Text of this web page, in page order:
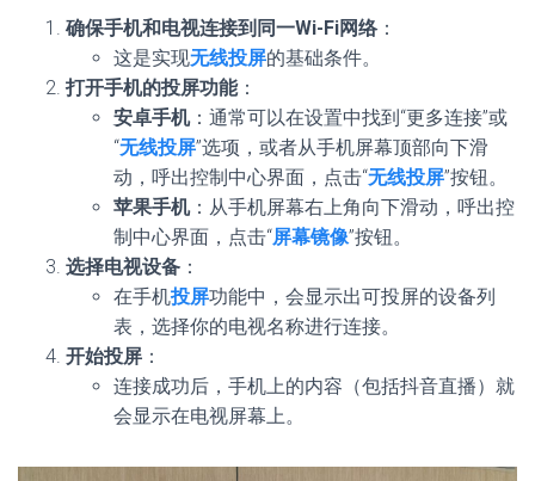
确保手机和电视连接到同一Wi-Fi网络：
这是实现无线投屏的基础条件。
打开手机的投屏功能：
安卓手机：通常可以在设置中找到“更多连接”或
“无线投屏”选项，或者从手机屏幕顶部向下滑
动，呼出控制中心界面，点击“无线投屏”按钮。
苹果手机：从手机屏幕右上角向下滑动，呼出控
制中心界面，点击“屏幕镜像”按钮。
选择电视设备 ：
在手机投屏功能中，会显示出可投屏的设备列
表，选择你的电视名称进行连接。
开始投屏 ：
连接成功后，手机上的内容（包括抖音直播）就
会显示在电视屏幕上。